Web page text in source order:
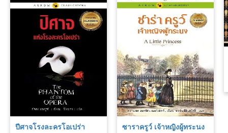
ปีศาจโรงละครโอเปร่า ซาราครูว์ เจ้าหญิงผู้ทระนง